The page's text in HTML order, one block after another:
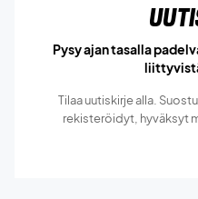
Pysy ajan tasalla
Tilaa uutiskirje alla.
rekisteröidyt, hyväksyt